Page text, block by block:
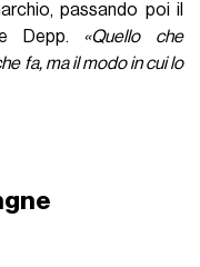
passando poi il
Depp. «Quello che
fa, ma il modo in cui lo